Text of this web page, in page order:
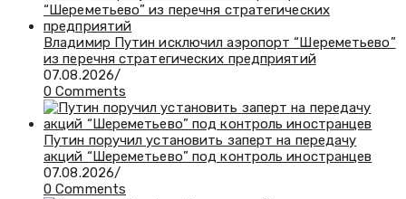
Владимир Путин исключил аэропорт “Шереметьево”
из перечня стратегических предприятий
07.08.2026/
0 Comments
Путин поручил установить заперт на передачу
акций “Шереметьево” под контроль иностранцев
07.08.2026/
0 Comments